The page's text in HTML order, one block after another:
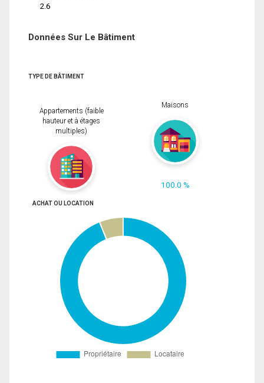
2.6
Données Sur Le Bâtiment
TYPE DE BÂTIMENT
Appartements (faible
hauteur et à étages
multiples)
Maisons
100.0 %
ACHAT OU LOCATION